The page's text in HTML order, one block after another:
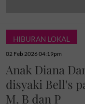
HIBURAN LOKAL
02 Feb 2026 04:19pm
Anak Diana
disyaki Bell's
M, B dan P